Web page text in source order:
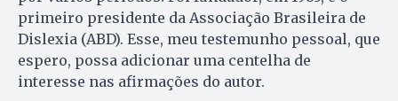
primeiro presidente da Associação Brasileira de
Dislexia (ABD). Esse, meu testemunho pessoal, que
espero, possa adicionar uma centelha de
interesse nas afirmações do autor.